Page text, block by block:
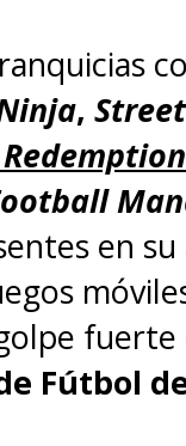
,
en
fuerte
Fútbol